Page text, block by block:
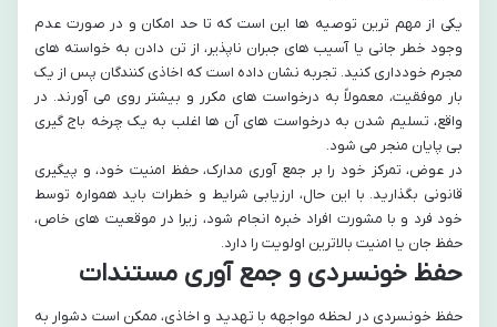
یکی از مهم ترین توصیه ها این است که تا حد امکان و در صورت عدم
وجود خطر جانی یا آسیب های جبران ناپذیر، از تن دادن به خواسته های
مجرم خودداری کنید. تجربه نشان داده است که اخاذی کنندگان پس از یک
بار موفقیت، معمولاً به درخواست های مکرر و بیشتر روی می آورند. در
واقع، تسلیم شدن به درخواست های آن ها اغلب به یک چرخه باج گیری
بی پایان منجر می شود.
در عوض، تمرکز خود را بر جمع آوری مدارک، حفظ امنیت خود، و پیگیری
قانونی بگذارید. با این حال، ارزیابی شرایط و خطرات باید همواره توسط
خود فرد و با مشورت افراد خبره انجام شود، زیرا در موقعیت های خاص،
حفظ جان یا امنیت بالاترین اولویت را دارد.
حفظ خونسردی و جمع آوری مستندات
حفظ خونسردی در لحظه مواجهه با تهدید و اخاذی، ممکن است دشوار به